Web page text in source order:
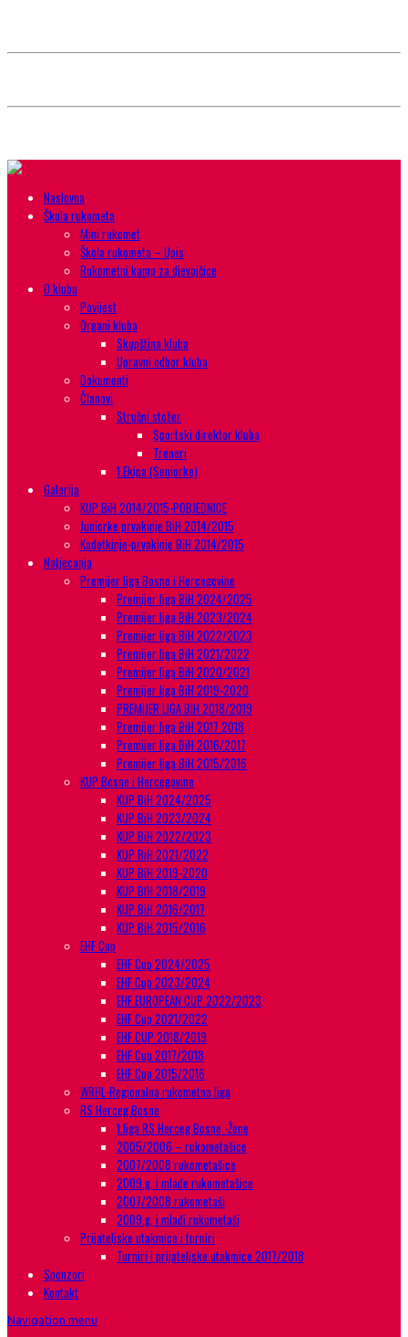
Naslovna
Škola rukometa
Mini rukomet
Škola rukometa – Upis
Rukometni kamp za djevojčice
O klubu
Povijest
Organi kluba
Skupština kluba
Upravni odbor kluba
Dokumenti
Članovi
Stručni stožer
Sportski direktor kluba
Treneri
1.Ekipa (Seniorke)
Galerija
KUP BiH 2014/2015-POBJEDNICE
Juniorke prvakinje BiH 2014/2015
Kadetkinje-prvakinje BiH 2014/2015
Natjecanja
Premijer liga Bosne i Hercegovine
Premijer liga BiH 2024/2025
Premijer liga BiH 2023/2024
Premijer liga BiH 2022/2023
Premijer liga BiH 2021/2022
Premijer liga BiH 2020/2021
Premijer liga BiH 2019-2020
PREMIJER LIGA BIH 2018/2019
Premijer liga BiH 2017 2018
Premijer liga BiH 2016/2017
Premijer liga BiH 2015/2016
KUP Bosne i Hercegovine
KUP BiH 2024/2025
KUP BiH 2023/2024
KUP BiH 2022/2023
KUP BiH 2021/2022
KUP BiH 2019-2020
KUP BIH 2018/2019
KUP BiH 2016/2017
KUP BiH 2015/2016
EHF Cup
EHF Cup 2024/2025
EHF Cup 2023/2024
EHF EUROPEAN CUP 2022/2023
EHF Cup 2021/2022
EHF CUP 2018/2019
EHF Cup 2017/2018
EHF Cup 2015/2016
WRHL-Regionalna rukometna liga
RS Herceg Bosne
1.liga RS Herceg Bosne -Žene
2005/2006 – rukometašice
2007/2008 rukometašice
2009.g. i mlađe rukometašice
2007/2008 rukometaši
2009.g. i mlađi rukometaši
Prijateljske utakmice i turniri
Turniri i prijateljske utakmice 2017/2018
Sponzori
Kontakt
Navigation menu